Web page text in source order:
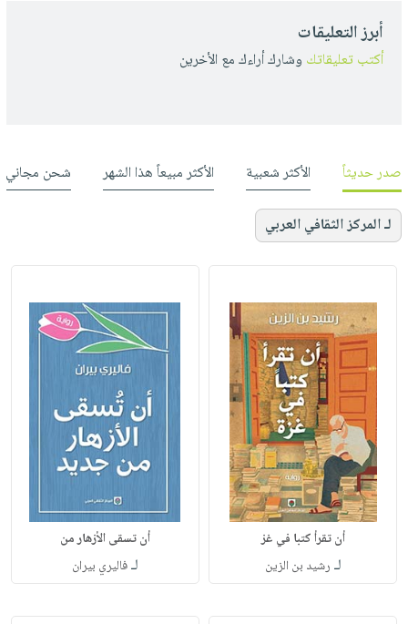
أبرز التعليقات
أكتب تعليقاتك وشارك أراءك مع الأخرين
صدر حديثاً الأكثر شعبية الأكثر مبيعاً هذا الشهر شحن مجاني
لـ المركز الثقافي العربي
أن تقرأ كتبا في غز
لـ رشيد بن الزين
أن تسقى الأزهار من
لـفاليري بيران